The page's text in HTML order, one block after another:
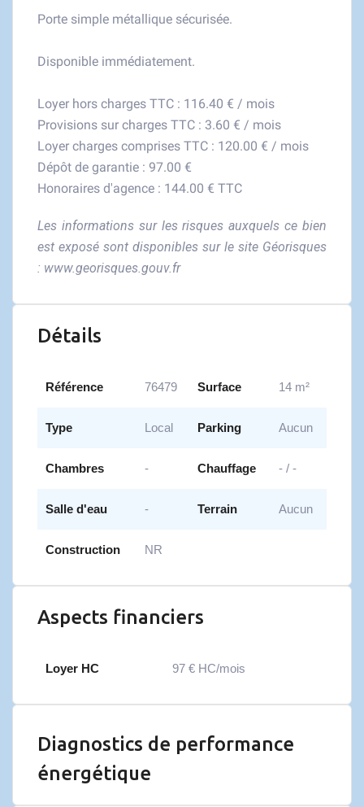
Porte simple métallique sécurisée.
Disponible immédiatement.
Loyer hors charges TTC : 116.40 € / mois
Provisions sur charges TTC : 3.60 € / mois
Loyer charges comprises TTC : 120.00 € / mois
Dépôt de garantie : 97.00 €
Honoraires d'agence : 144.00 € TTC
Les informations sur les risques auxquels ce bien
est exposé sont disponibles sur le site Géorisques
: www.georisques.gouv.fr
Détails
Référence 76479 Surface 14 m²
Type Local Parking Aucun
Chambres - Chauffage - / -
Salle d'eau - Terrain Aucun
Construction NR
Aspects financiers
Loyer HC 97 € HC/mois
Diagnostics de performance
énergétique